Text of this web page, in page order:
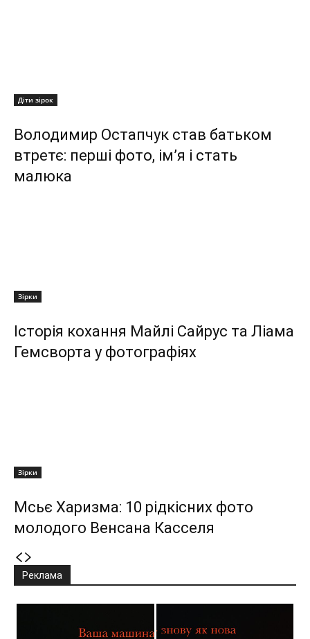
Діти зірок
Володимир Остапчук став батьком
втретє: перші фото, ім’я і стать
малюка
Зірки
Історія кохання Майлі Сайрус та Ліама
Гемсворта у фотографіях
Зірки
Мсьє Харизма: 10 рідкісних фото
молодого Венсана Касселя
Реклама